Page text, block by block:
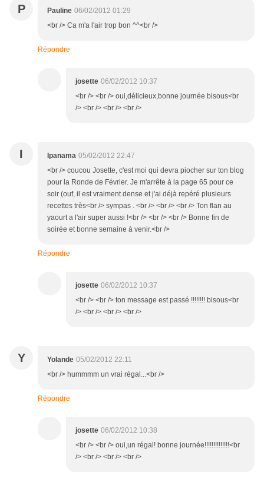
P Pauline 06/02/2012 01:29
<br /> Ca m'a l'air trop bon ^^<br />
Répondre
josette 06/02/2012 10:37
<br /> <br /> oui,délicieux,bonne journée bisous<br
/> <br /> <br /> <br />
I Ipanama 05/02/2012 22:47
<br /> coucou Josette, c'est moi qui devra piocher sur ton blog
pour la Ronde de Février. Je m'arrête à la page 65 pour ce
soir (ouf, il est vraiment dense et j'ai déjà repéré plusieurs
recettes très<br /> sympas . <br /> <br /> <br /> Ton flan au
yaourt a l'air super aussi !<br /> <br /> <br /> Bonne fin de
soirée et bonne semaine à venir.<br />
Répondre
josette 06/02/2012 10:37
<br /> <br /> ton message est passé !!!!!!!! bisous<br
/> <br /> <br /> <br />
Y Yolande 05/02/2012 22:11
<br /> hummmm un vrai régal...<br />
Répondre
josette 06/02/2012 10:38
<br /> <br /> oui,un régal! bonne journée!!!!!!!!!!!!!!<br
/> <br /> <br /> <br />